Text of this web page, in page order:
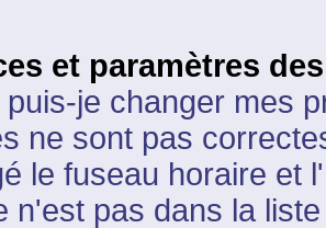
et paramètres
je changer mes
ne sont pas
le fuseau horaire et
n'est pas dans la